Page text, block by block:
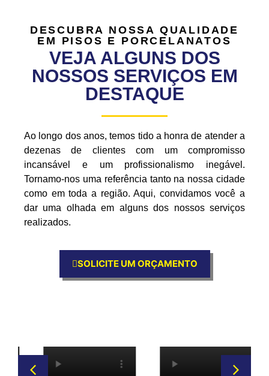
DESCUBRA NOSSA QUALIDADE
EM PISOS E PORCELANATOS
VEJA ALGUNS DOS
NOSSOS SERVIÇOS EM
DESTAQUE
Ao longo dos anos, temos tido a honra de atender a
dezenas de clientes com um compromisso
incansável e um profissionalismo inegável.
Tornamo-nos uma referência tanto na nossa cidade
como em toda a região. Aqui, convidamos você a
dar uma olhada em alguns dos nossos serviços
realizados.
SOLICITE UM ORÇAMENTO